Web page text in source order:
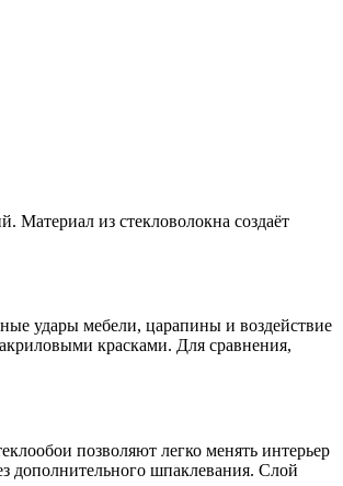
Материал из стекловолокна создаёт
удары мебели, царапины и воздействие
красками. Для сравнения,
позволяют легко менять интерьер
дополнительного шпаклевания. Слой